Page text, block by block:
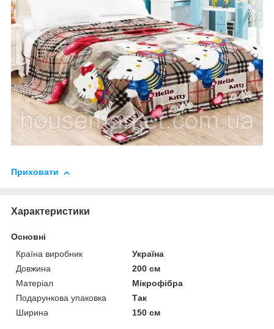
Приховати
Характеристики
Основні
Країна виробник
Україна
Довжина
200 см
Матеріал
Мікрофібра
Подарункова упаковка
Так
Ширина
150 см